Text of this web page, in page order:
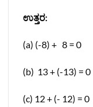
ಉತ್ತರ:
(a) (-8) + 8 = 0
(b) 13 + (-13) = 0
(c) 12 + (- 12) = 0